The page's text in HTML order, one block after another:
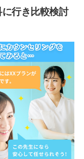
行き比較検討